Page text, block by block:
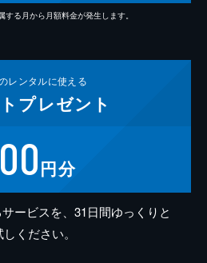
る月から月額料金が発生します。
レンタルに使える
プレゼント
円分
ービスを、31日間ゆっくりと
ください。